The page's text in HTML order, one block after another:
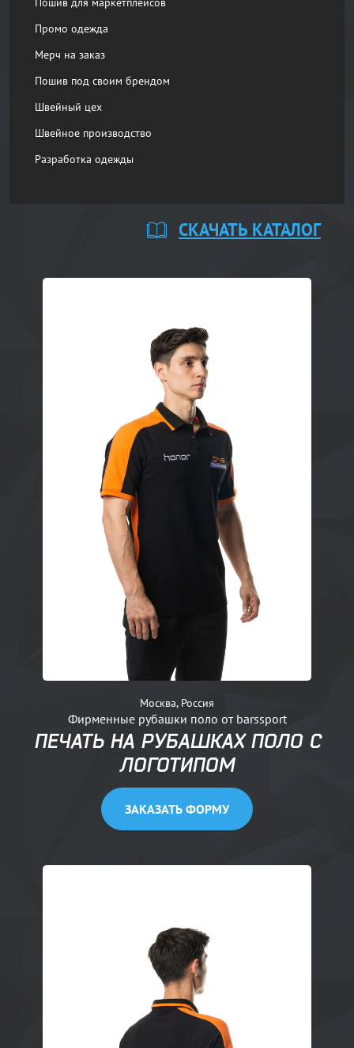
Промо одежда
Мерч на заказ
Пошив под своим брендом
Швейный цех
Швейное производство
Разработка одежды
СКАЧАТЬ КАТАЛОГ
Москва, Россия
Фирменные рубашки поло от barssport
ПЕЧАТЬ НА РУБАШКАХ ПОЛО С
ЛОГОТИПОМ
ЗАКАЗАТЬ ФОРМУ